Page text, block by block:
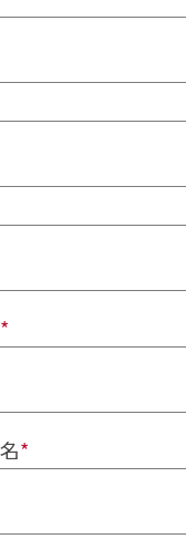
*
*